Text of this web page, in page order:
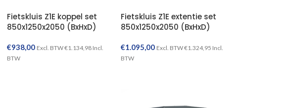
Fietskluis Z1E koppel set
850x1250x2050 (BxHxD)
€938,00 Excl. BTW€1.134,98 Incl.
BTW
Fietskluis Z1E extentie set
850x1250x2050 (BxHxD)
€1.095,00 Excl. BTW€1.324,95 Incl.
BTW